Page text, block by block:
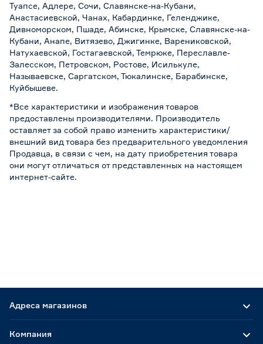
Туапсе, Адлере, Сочи, Славянске-на-Кубани,
Анастасиевской, Чанах, Кабардинке, Геленджике,
Дивноморском, Пшаде, Абинске, Крымске, Славянске-на-
Кубани, Анапе, Витязево, Джигинке, Варениковской,
Натухаевской, Гостагаевской, Темрюке, Переславле-
Залесском, Петровском, Ростове, Исилькуле,
Называевске, Саргатском, Тюкалинске, Барабинске,
Куйбышеве.
*Все характеристики и изображения товаров
предоставлены производителями. Производитель
оставляет за собой право изменить характеристики/
внешний вид товара без предварительного уведомления
Продавца, в связи с чем, на дату приобретения товара
они могут отличаться от представленных на настоящем
интернет-сайте.
Адреса магазинов
Компания